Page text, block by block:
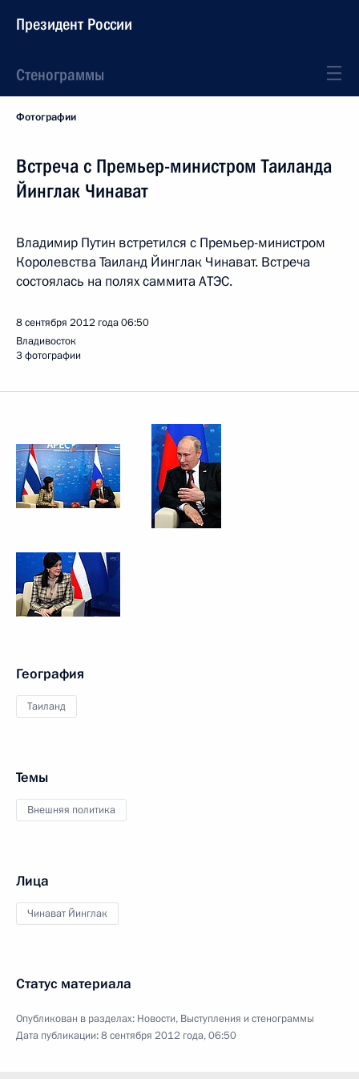
Президент России
Стенограммы
Фотографии
Встреча с Премьер-министром Таиланда
Йинглак Чинават
Владимир Путин встретился с Премьер-министром
Королевства Таиланд Йинглак Чинават. Встреча
состоялась на полях саммита АТЭС.
8 сентября 2012 года06:50
Владивосток
3 фотографии
География
Таиланд
Темы
Внешняя политика
Лица
Чинават Йинглак
Статус материала
Опубликован в разделах: Новости, Выступления и стенограммы
Дата публикации:8 сентября 2012 года, 06:50